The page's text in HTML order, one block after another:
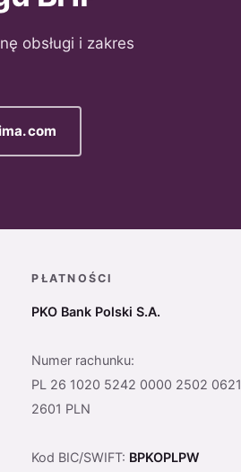
obsługi i zakres
PŁATNOŚCI
PKO Bank Polski S.A.
Numer rachunku:
PL 26 1020 5242 0000 2502 0621
2601 PLN
Kod BIC/SWIFT: BPKOPLPW